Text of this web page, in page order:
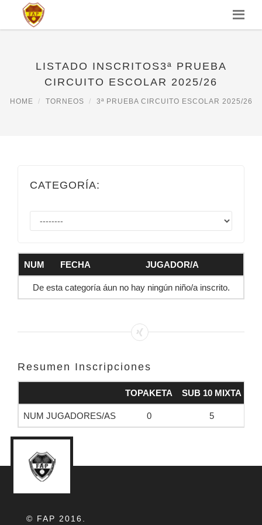
LISTADO INSCRITOS3ª PRUEBA
CIRCUITO ESCOLAR 2025/26
HOME TORNEOS 3ª PRUEBA CIRCUITO ESCOLAR 2025/26
CATEGORÍA:
NUM FECHA JUGADOR/A
De esta categoría áun no hay ningún niño/a inscrito.
Resumen Inscripciones
TOPAKETA SUB 10 MIXTA
NUM JUGADORES/AS 0 5
© FAP 2016.